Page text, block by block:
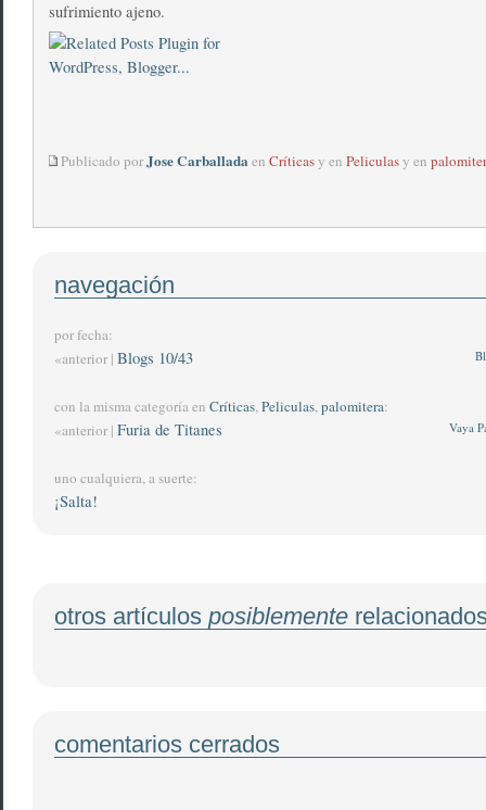
sufrimiento ajeno.
Publicado porJose Carballadaen Críticasy en Peliculasy en
navegación
por fecha:
«anterior | Blogs 10/43
con la misma categoría en Críticas,Peliculas,palomitera:
Vaya
«anterior | Furia de Titanes
uno cualquiera, a suerte:
¡Salta!
otros artículos posiblemente
comentarios cerrados